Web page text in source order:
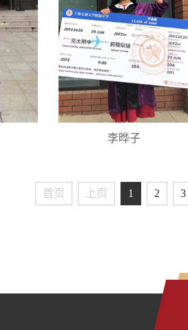
李晔子
首页 上页 1 2 3